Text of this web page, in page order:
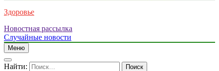
Здоровье
Новостная рассылка
Случайные новости
Меню
Найти: